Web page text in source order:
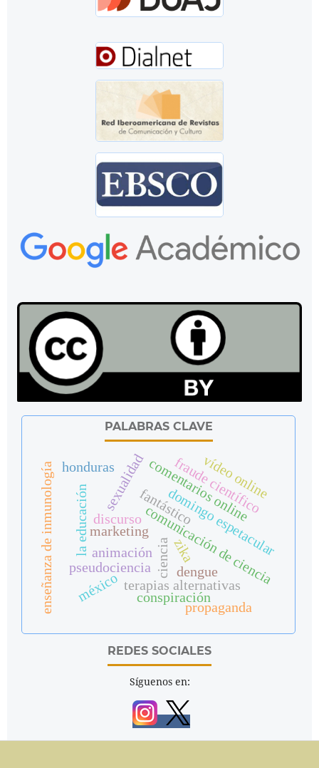
PALABRAS CLAVE
discurso
ciencia
comunicación de ciencia
fantásticodomingo espetacular
terapias alternativas
marketing
la educación
pseudociencia
sexualidad
enseñanza de inmunología honduras comentarios online
fraude científico
vídeo online
zika
méxico conspiración
propaganda
animación
dengue
REDES SOCIALES
Síguenos en: